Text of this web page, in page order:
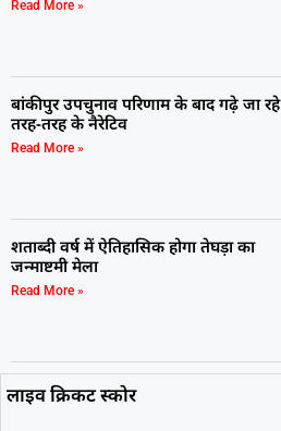
Read More »
बांकीपुर उपचुनाव परिणाम के बाद गढ़े जा रहे
तरह-तरह के नैरेटिव
Read More »
शताब्दी वर्ष में ऐतिहासिक होगा तेघड़ा का
जन्माष्टमी मेला
Read More »
लाइव क्रिकट स्कोर